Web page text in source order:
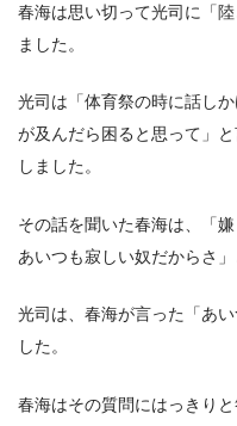
春海は思い切って光司に「
ました。
光司は「体育祭の時に話し
が及んだら困ると思って」
しました。
その話を聞いた春海は、「
あいつも寂しい奴だからさ」
光司は、春海が言った「あ
した。
春海はその質問にはっきり